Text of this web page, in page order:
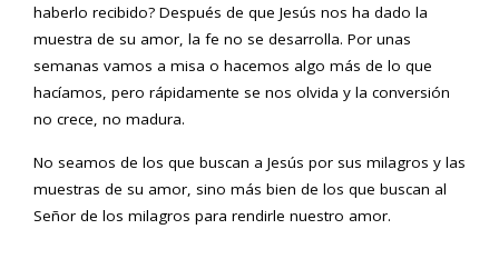
haberlo recibido? Después de que Jesús nos ha dado la
muestra de su amor, la fe no se desarrolla. Por unas
semanas vamos a misa o hacemos algo más de lo que
hacíamos, pero rápidamente se nos olvida y la conversión
no crece, no madura.
No seamos de los que buscan a Jesús por sus milagros y las
muestras de su amor, sino más bien de los que buscan al
Señor de los milagros para rendirle nuestro amor.